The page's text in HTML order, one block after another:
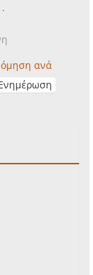
ανά